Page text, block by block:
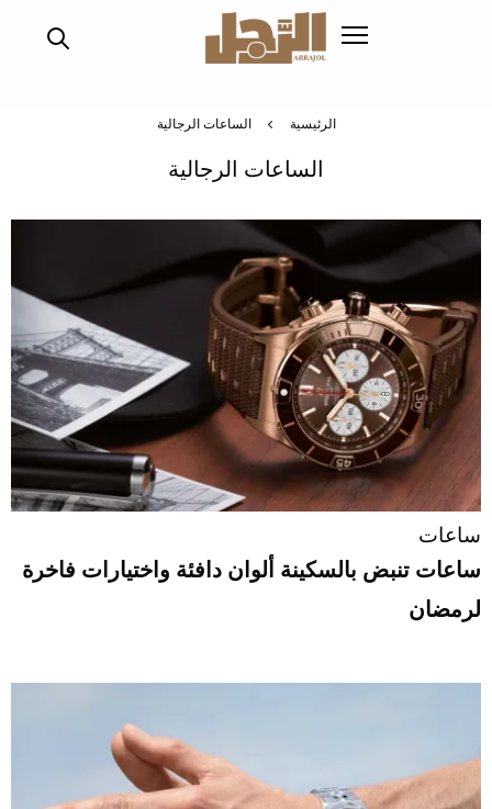
الرئيسية الساعات الرجالية
الساعات الرجالية
ساعات
ساعات تنبض بالسكينة ألوان دافئة واختيارات فاخرة
لرمضان